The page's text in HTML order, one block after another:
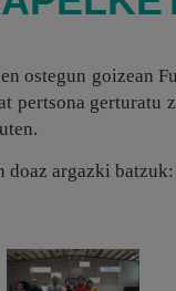
ostegun goizean
pertsona gerturatu
doaz argazki batzuk: